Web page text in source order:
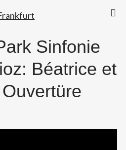
OrchesterSinfonie
Béatrice et